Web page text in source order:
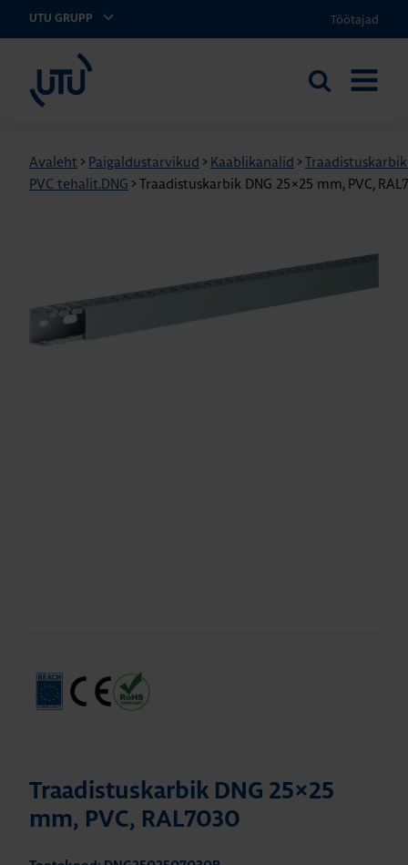
UTU GRUPP Töötajad
Otsi
Avaleht > Paigaldustarvikud > Kaablikanalid >
PVC tehalit.DNG >Traadistuskarbik DNG 25×25 mm, PVC,
Traadistuskarbik DNG 25×25
mm, PVC, RAL7030